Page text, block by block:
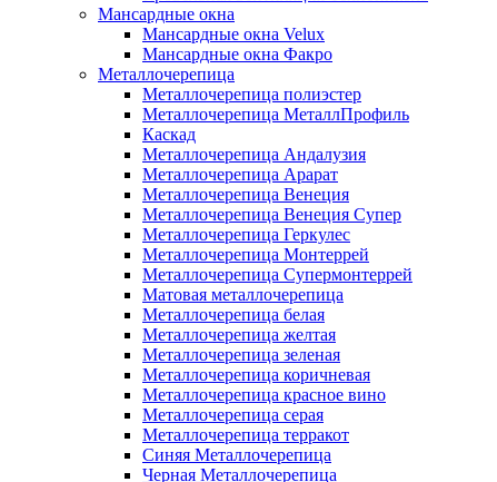
Мансардные окна
Мансардные окна Velux
Мансардные окна Факро
Металлочерепица
Металлочерепица полиэстер
Металлочерепица МеталлПрофиль
Каскад
Металлочерепица Андалузия
Металлочерепица Арарат
Металлочерепица Венеция
Металлочерепица Венеция Супер
Металлочерепица Геркулес
Металлочерепица Монтеррей
Металлочерепица Супермонтеррей
Матовая металлочерепица
Металлочерепица белая
Металлочерепица желтая
Металлочерепица зеленая
Металлочерепица коричневая
Металлочерепица красное вино
Металлочерепица серая
Металлочерепица терракот
Синяя Металлочерепица
Черная Металлочерепица